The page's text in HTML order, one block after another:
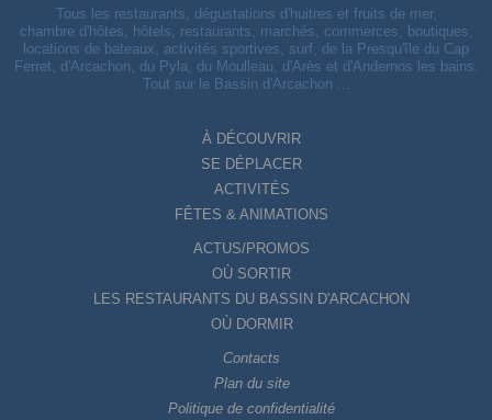
Tous les restaurants, dégustations d'huitres et fruits de mer,
chambre d'hôtes, hôtels, restaurants, marchés, commerces, boutiques,
locations de bateaux, activités sportives, surf, de la Presqu'île du Cap
Ferret, d'Arcachon, du Pyla, du Moulleau, d'Arès et d'Andernos les bains.
Tout sur le Bassin d'Arcachon ...
À DÉCOUVRIR
SE DÉPLACER
ACTIVITÉS
FÊTES & ANIMATIONS
ACTUS/PROMOS
OÙ SORTIR
LES RESTAURANTS DU BASSIN D'ARCACHON
OÙ DORMIR
Contacts
Plan du site
Politique de confidentialité